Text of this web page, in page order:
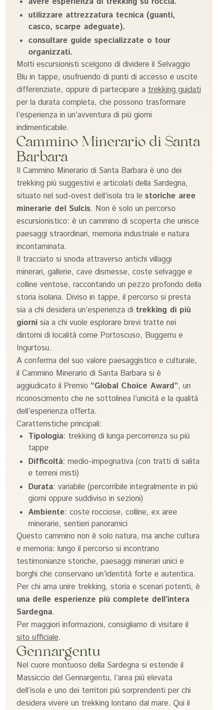
utilizzare attrezzatura tecnica (guanti,
casco, scarpe adeguate).
consultare guide specializzate o tour
organizzati.
Molti escursionisti scelgono di dividere il Selvaggio
Blu in tappe, usufruendo di punti di accesso e uscite
differenziate, oppure di partecipare atrekking guidati
per la durata completa, che possono trasformare
l’esperienza in un’avventura di più giorni
indimenticabile.
Cammino Minerario di Santa
Barbara
Il Cammino Minerario di Santa Barbara è uno dei
trekking più suggestivi e articolati della Sardegna,
situato nel sud-ovest dell’isola tra le storiche aree
minerarie del Sulcis. Non è solo un percorso
escursionistico: è un cammino di scoperta che unisce
paesaggi straordinari, memoria industriale e natura
incontaminata.
Il tracciato si snoda attraverso antichi villaggi
minerari, gallerie, cave dismesse, coste selvagge e
colline ventose, raccontando un pezzo profondo della
storia isolana. Diviso in tappe, il percorso si presta
sia a chi desidera un’esperienza di trekking di più
giornisia a chi vuole esplorare brevi tratte nei
dintorni di località come Portoscuso, Buggerru e
Ingurtosu.
A conferma del suo valore paesaggistico e culturale,
il Cammino Minerario di Santa Barbara si è
aggiudicato il Premio “Global Choice Award”, un
riconoscimento che ne sottolinea l’unicità e la qualità
dell’esperienza offerta.
Caratteristiche principali:
Tipologia: trekking di lunga percorrenza su più
tappe
Difficoltà: medio-impegnativa (con tratti di salita
e terreni misti)
Durata: variabile (percorribile integralmente in più
giorni oppure suddiviso in sezioni)
Ambiente: coste rocciose, colline, ex aree
minerarie, sentieri panoramici
Questo cammino non è solo natura, ma anche cultura
e memoria: lungo il percorso si incontrano
testimonianze storiche, paesaggi minerari unici e
borghi che conservano un’identità forte e autentica.
Per chi ama unire trekking, storia e scenari potenti, è
una delle esperienze più complete dell’intera
Sardegna.
Per maggiori informazioni, consigliamo di visitare il
sito ufficiale.
Gennargentu
Nel cuore montuoso della Sardegna si estende il
Massiccio del Gennargentu, l’area più elevata
dell’isola e uno dei territori più sorprendenti per chi
desidera vivere un trekking lontano dal mare. Qui il